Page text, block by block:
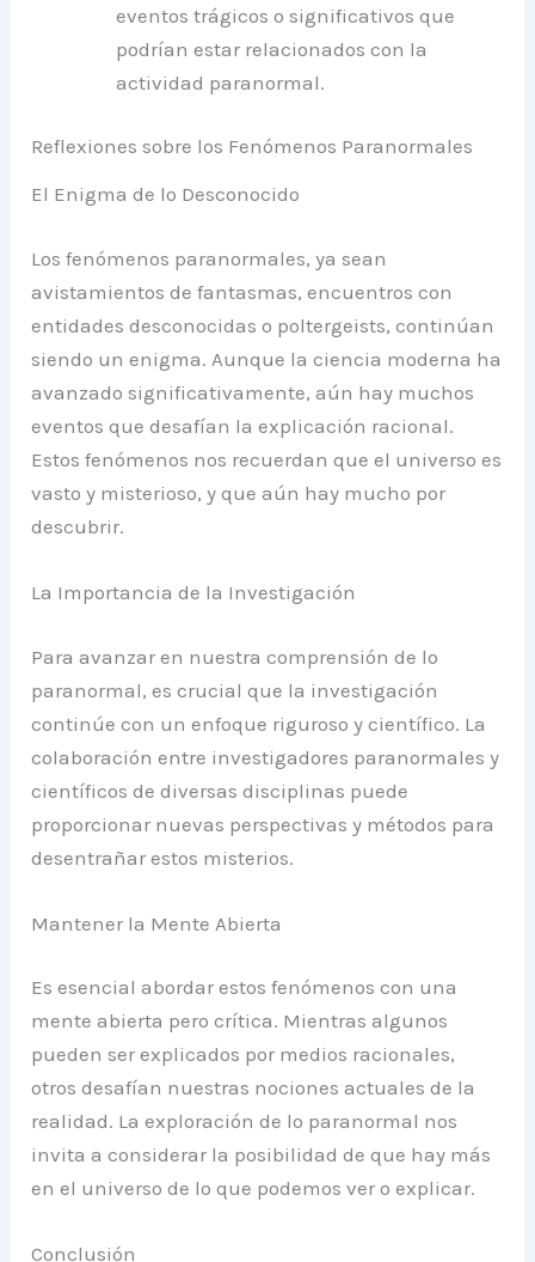
eventos trágicos o significativos que
podrían estar relacionados con la
actividad paranormal.
Reflexiones sobre los Fenómenos Paranormales
El Enigma de lo Desconocido
Los fenómenos paranormales, ya sean
avistamientos de fantasmas, encuentros con
entidades desconocidas o poltergeists, continúan
siendo un enigma. Aunque la ciencia moderna ha
avanzado significativamente, aún hay muchos
eventos que desafían la explicación racional.
Estos fenómenos nos recuerdan que el universo es
vasto y misterioso, y que aún hay mucho por
descubrir.
La Importancia de la Investigación
Para avanzar en nuestra comprensión de lo
paranormal, es crucial que la investigación
continúe con un enfoque riguroso y científico. La
colaboración entre investigadores paranormales y
científicos de diversas disciplinas puede
proporcionar nuevas perspectivas y métodos para
desentrañar estos misterios.
Mantener la Mente Abierta
Es esencial abordar estos fenómenos con una
mente abierta pero crítica. Mientras algunos
pueden ser explicados por medios racionales,
otros desafían nuestras nociones actuales de la
realidad. La exploración de lo paranormal nos
invita a considerar la posibilidad de que hay más
en el universo de lo que podemos ver o explicar.
Conclusión